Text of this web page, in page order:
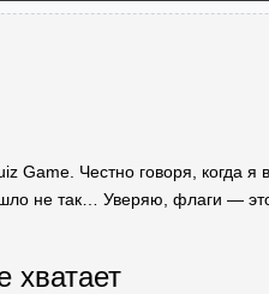
Честно говоря, когда я
не так… Уверяю, флаги —
хватает